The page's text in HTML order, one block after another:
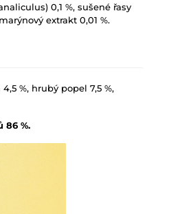
0,1 %, sušené řasy
extrakt 0,01 %.
%, hrubý popel 7,5 %,
86 %.